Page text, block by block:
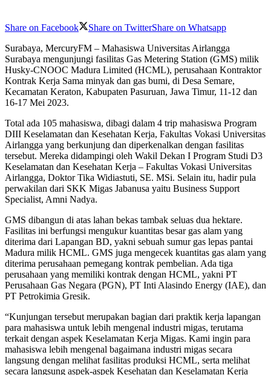
Share on Facebook Share on TwitterShare on Whatsapp
Surabaya, MercuryFM – Mahasiswa Universitas Airlangga
Surabaya mengunjungi fasilitas Gas Metering Station (GMS) milik
Husky-CNOOC Madura Limited (HCML), perusahaan Kontraktor
Kontrak Kerja Sama minyak dan gas bumi, di Desa Semare,
Kecamatan Keraton, Kabupaten Pasuruan, Jawa Timur, 11-12 dan
16-17 Mei 2023.
Total ada 105 mahasiswa, dibagi dalam 4 trip mahasiswa Program
DIII Keselamatan dan Kesehatan Kerja, Fakultas Vokasi Universitas
Airlangga yang berkunjung dan diperkenalkan dengan fasilitas
tersebut. Mereka didampingi oleh Wakil Dekan I Program Studi D3
Keselamatan dan Kesehatan Kerja – Fakultas Vokasi Universitas
Airlangga, Doktor Tika Widiastuti, SE. MSi. Selain itu, hadir pula
perwakilan dari SKK Migas Jabanusa yaitu Business Support
Specialist, Amni Nadya.
GMS dibangun di atas lahan bekas tambak seluas dua hektare.
Fasilitas ini berfungsi mengukur kuantitas besar gas alam yang
diterima dari Lapangan BD, yakni sebuah sumur gas lepas pantai
Madura milik HCML. GMS juga mengecek kuantitas gas alam yang
diterima perusahaan pemegang kontrak pembelian. Ada tiga
perusahaan yang memiliki kontrak dengan HCML, yakni PT
Perusahaan Gas Negara (PGN), PT Inti Alasindo Energy (IAE), dan
PT Petrokimia Gresik.
“Kunjungan tersebut merupakan bagian dari praktik kerja lapangan
para mahasiswa untuk lebih mengenal industri migas, terutama
terkait dengan aspek Keselamatan Kerja Migas. Kami ingin para
mahasiswa lebih mengenal bagaimana industri migas secara
langsung dengan melihat fasilitas produksi HCML, serta melihat
secara langsung aspek-aspek Kesehatan dan Keselamatan Kerja